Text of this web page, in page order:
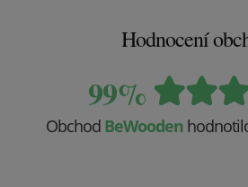
Hodnocení
99%
Obchod BeWooden